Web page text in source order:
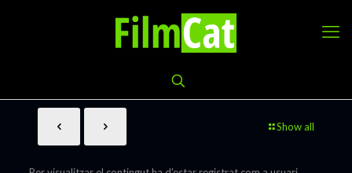
Show all